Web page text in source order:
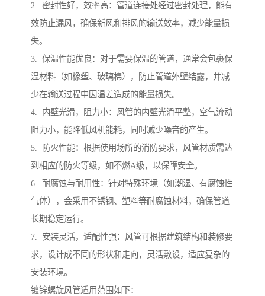
2. 密封性好，效率高：管道连接处经过密封处理，能有
效防止漏风，确保新风和排风的输送效率，减少能量损
失。
3. 保温性能优良：对于需要保温的管道，通常会包裹保
温材料（如橡塑、玻璃棉），防止管道外壁结露，并减
少在输送过程中因温差造成的能量损失。
4. 内壁光滑，阻力小：风管的内壁光滑平整，空气流动
阻力小，能降低风机能耗，同时减少噪音的产生。
5. 防火性能：根据使用场所的消防要求，风管材质需达
到相应的防火等级，如不燃A级，以保障安全。
6. 耐腐蚀与耐用性：针对特殊环境（如潮湿、有腐蚀性
气体），会采用不锈钢、塑料等耐腐蚀材料，确保管道
长期稳定运行。
7. 安装灵活，适配性强：风管可根据建筑结构和装修要
求，设计成不同的形状和走向，灵活敷设，适应复杂的
安装环境。
镀锌螺旋风管适用范围如下：